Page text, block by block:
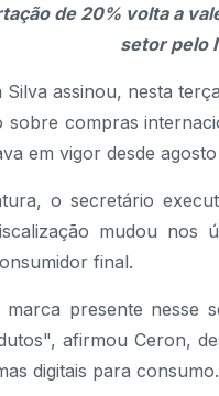
de 20% volta a
setor pelo
assinou, nesta
compras
em vigor desde
o secretário
mudou nos
final.
presente nesse
afirmou Ceron,
digitais para consumo.